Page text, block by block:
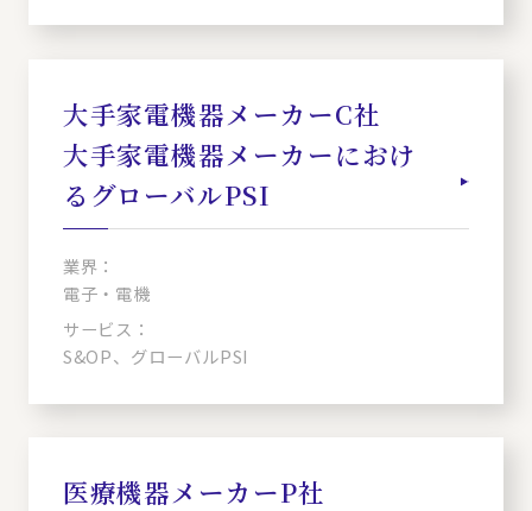
大手家電機器メーカーC社
大手家電機器メーカーにおけ
るグローバルPSI
業界：
電子・電機
サービス：
S&OP、グローバルPSI
医療機器メーカーP社